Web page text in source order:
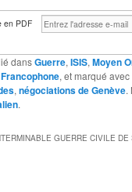
en PDF
dansGuerre,ISIS,Moyen
, et marqué avec
,négociations de Genève.
.
GUERRE CIVILE